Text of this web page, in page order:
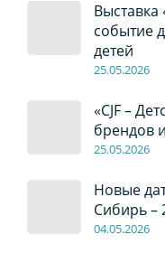
Выставка
событие
детей
25.05.2026
«CJF –
брендов
25.05.2026
Новые
Сибирь –
04.05.2026